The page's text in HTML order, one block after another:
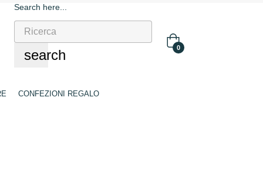
Search here...
search 0
CONFEZIONI REGALO